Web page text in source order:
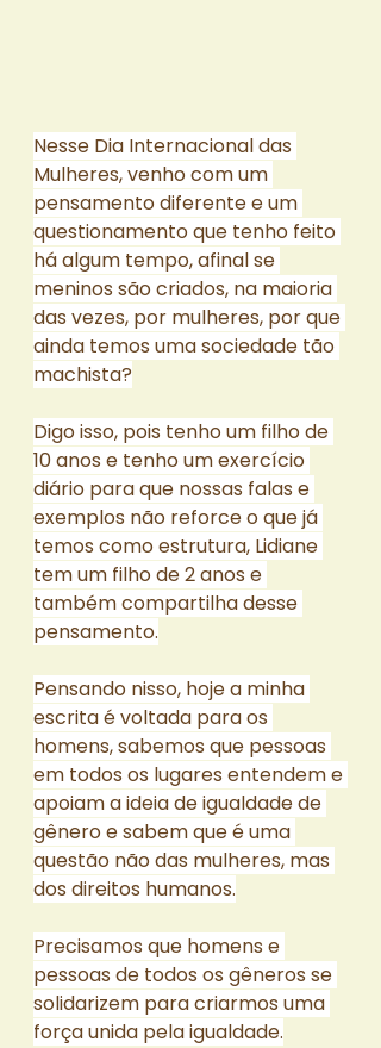
Nesse Dia Internacional das
Mulheres, venho com um
pensamento diferente e um
questionamento que tenho feito
há algum tempo, afinal se
meninos são criados, na maioria
das vezes, por mulheres, por que
ainda temos uma sociedade tão
machista?
Digo isso, pois tenho um filho de
10 anos e tenho um exercício
diário para que nossas falas e
exemplos não reforce o que já
temos como estrutura, Lidiane
tem um filho de 2 anos e
também compartilha desse
pensamento.
Pensando nisso, hoje a minha
escrita é voltada para os
homens, sabemos que pessoas
em todos os lugares entendem e
apoiam a ideia de igualdade de
gênero e sabem que é uma
questão não das mulheres, mas
dos direitos humanos.
Precisamos que homens e
pessoas de todos os gêneros se
solidarizem para criarmos uma
força unida pela igualdade.